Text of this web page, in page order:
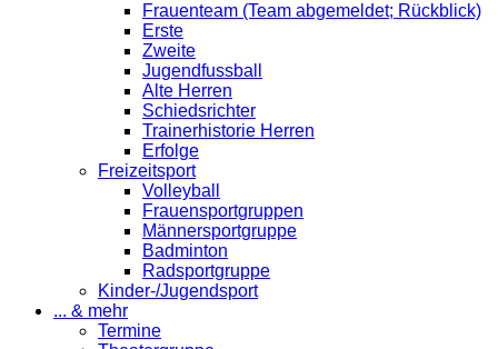
Frauenteam (Team abgemeldet; Rückblick)
Erste
Zweite
Jugendfussball
Alte Herren
Schiedsrichter
Trainerhistorie Herren
Erfolge
Freizeitsport
Volleyball
Frauensportgruppen
Männersportgruppe
Badminton
Radsportgruppe
Kinder-/Jugendsport
... & mehr
Termine